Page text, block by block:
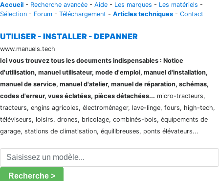
Accueil - Recherche avancée - Aide - Les marques - Les matériels -
Sélection - Forum - Téléchargement - Articles techniques - Contact
UTILISER - INSTALLER - DEPANNER
www.manuels.tech
Ici vous trouvez tous les documents indispensables : Notice
d'utilisation, manuel utilisateur, mode d'emploi, manuel d'installation,
manuel de service, manuel d'atelier, manuel de réparation, schémas,
codes d'erreur, vues éclatées, pièces détachées... micro-tracteurs,
tracteurs, engins agricoles, électroménager, lave-linge, fours, high-tech,
téléviseurs, loisirs, drones, bricolage, combinés-bois, équipements de
garage, stations de climatisation, équilibreuses, ponts élévateurs...
Recherche >